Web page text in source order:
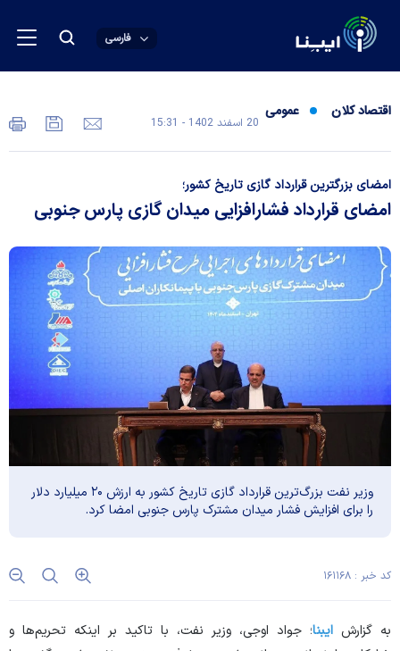
فارسی
اقتصاد کلان عمومی
20 اسفند 1402 - 15:31
امضای بزرگترین قرارداد گازی تاریخ کشور؛
امضای قرارداد فشارافزایی میدان گازی پارس جنوبی
وزیر نفت بزرگ‌ترین قرارداد گازی تاریخ کشور به ارزش ۲۰ میلیارد دلار
را برای افزایش فشار میدان مشترک پارس جنوبی امضا کرد.
کد خبر : ۱۶۱۱۶۸
به گزارش ایبنا؛ جواد اوجی، وزیر نفت، با تاکید بر اینکه تحریم‌ها و